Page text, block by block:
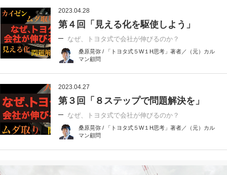
2023.04.28
第４回「見える化を駆使しよう」
なぜ、トヨタ式で会社が伸びるのか？
桑原晃弥 / 「トヨタ式５W１H思考」著者／（元）カル
マン顧問
2023.04.27
第３回「８ステップで問題解決を」
なぜ、トヨタ式で会社が伸びるのか？
桑原晃弥 / 「トヨタ式５W１H思考」著者／（元）カル
マン顧問